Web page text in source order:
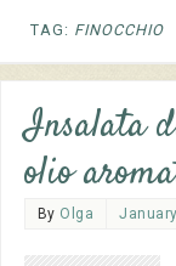
TAG: FINOCCHIO
Insalata
olio
By Olga